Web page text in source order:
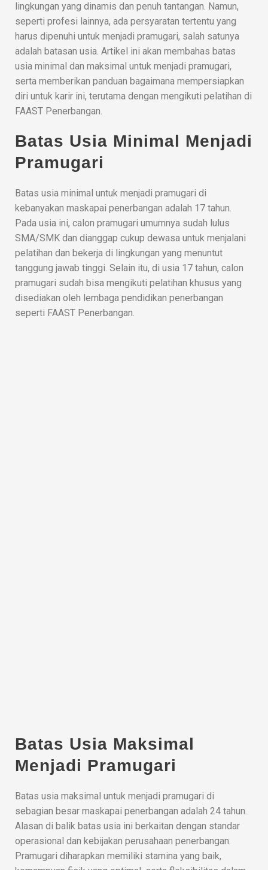
lingkungan yang dinamis dan penuh tantangan. Namun,
seperti profesi lainnya, ada persyaratan tertentu yang
harus dipenuhi untuk menjadi pramugari, salah satunya
adalah batasan usia. Artikel ini akan membahas batas
usia minimal dan maksimal untuk menjadi pramugari,
serta memberikan panduan bagaimana mempersiapkan
diri untuk karir ini, terutama dengan mengikuti pelatihan di
FAAST Penerbangan.
Batas Usia Minimal Menjadi
Pramugari
Batas usia minimal untuk menjadi pramugari di
kebanyakan maskapai penerbangan adalah 17 tahun.
Pada usia ini, calon pramugari umumnya sudah lulus
SMA/SMK dan dianggap cukup dewasa untuk menjalani
pelatihan dan bekerja di lingkungan yang menuntut
tanggung jawab tinggi. Selain itu, di usia 17 tahun, calon
pramugari sudah bisa mengikuti pelatihan khusus yang
disediakan oleh lembaga pendidikan penerbangan
seperti FAAST Penerbangan.
Batas Usia Maksimal
Menjadi Pramugari
Batas usia maksimal untuk menjadi pramugari di
sebagian besar maskapai penerbangan adalah 24 tahun.
Alasan di balik batas usia ini berkaitan dengan standar
operasional dan kebijakan perusahaan penerbangan.
Pramugari diharapkan memiliki stamina yang baik,